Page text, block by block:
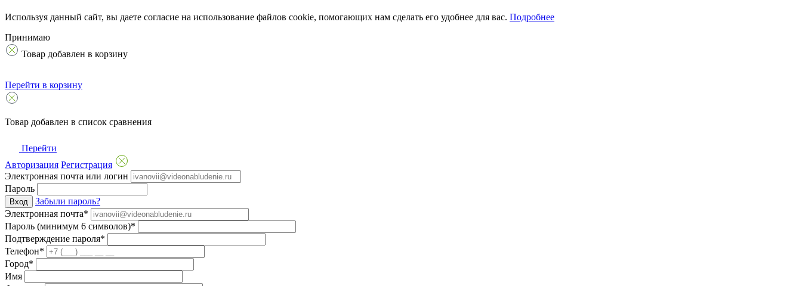
Используя данный сайт, вы даете согласие на использование файлов cookie, помогающих нам сделать его удобнее для вас. Подробнее
Принимаю
Товар добавлен в корзину
Перейти в корзину
Товар добавлен в список сравнения
Перейти
Авторизация Регистрация
Электронная почта или логин
Пароль
Вход
Забыли пароль?
Электронная почта*
Пароль (минимум 6 символов)*
Подтверждение пароля*
Телефон*
Город*
Имя